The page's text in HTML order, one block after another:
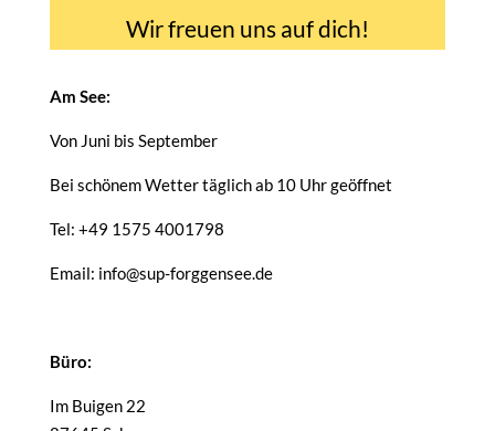
Wir freuen uns auf dich!
Am See:
Von Juni bis September
Bei schönem Wetter täglich ab 10 Uhr geöffnet
Tel: +49 1575 4001798
Email: info@sup-forggensee.de
Büro:
Im Buigen 22